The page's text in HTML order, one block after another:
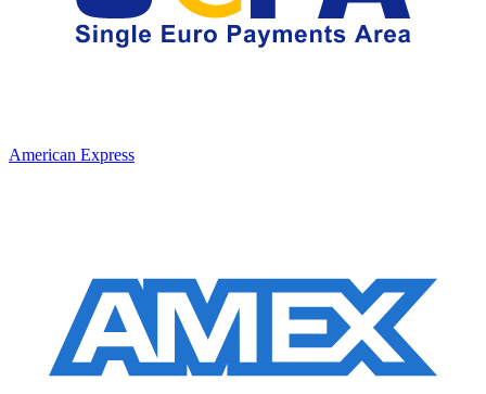
American Express